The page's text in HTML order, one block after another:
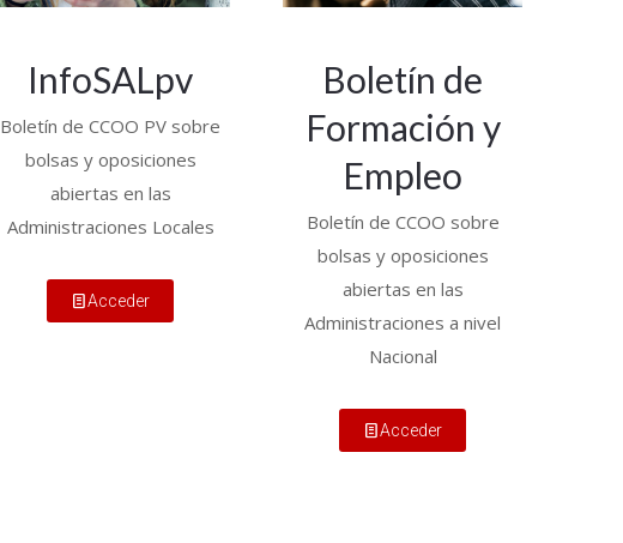
InfoSALpv
Boletín de CCOO PV sobre
bolsas y oposiciones
abiertas en las
Administraciones Locales
Acceder
Boletín de
Formación y
Empleo
Boletín de CCOO sobre
bolsas y oposiciones
abiertas en las
Administraciones a nivel
Nacional
Acceder